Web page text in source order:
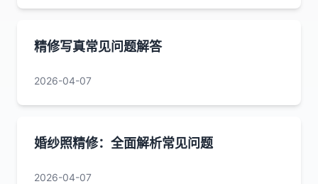
精修写真常见问题解答
2026-04-07
婚纱照精修：全面解析常见问题
2026-04-07